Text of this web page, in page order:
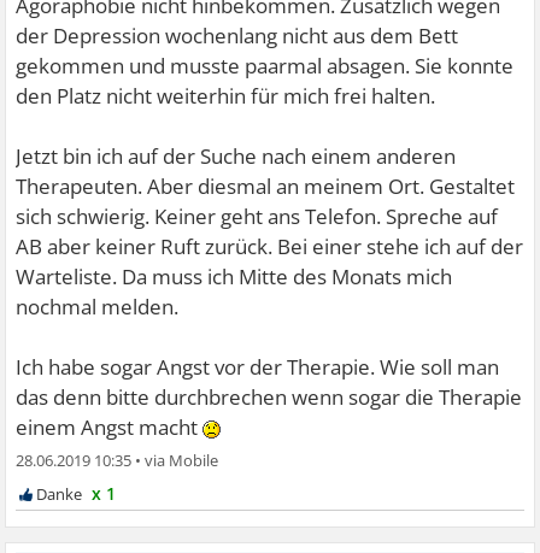
der Depression wochenlang nicht aus dem Bett
gekommen und musste paarmal absagen. Sie konnte
den Platz nicht weiterhin für mich frei halten.
Jetzt bin ich auf der Suche nach einem anderen
Therapeuten. Aber diesmal an meinem Ort. Gestaltet
sich schwierig. Keiner geht ans Telefon. Spreche auf
AB aber keiner Ruft zurück. Bei einer stehe ich auf der
Warteliste. Da muss ich Mitte des Monats mich
nochmal melden.
Ich habe sogar Angst vor der Therapie. Wie soll man
das denn bitte durchbrechen wenn sogar die Therapie
einem Angst macht
28.06.2019 10:35 •
x 1